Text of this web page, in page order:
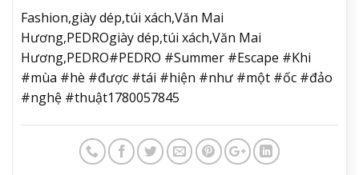
Fashion,giày dép,túi xách,Văn Mai
Hương,PEDROgiày dép,túi xách,Văn Mai
Hương,PEDRO#PEDRO #Summer #Escape #Khi
#mùa #hè #được #tái #hiện #như #một #ốc #đảo
#nghệ #thuật1780057845